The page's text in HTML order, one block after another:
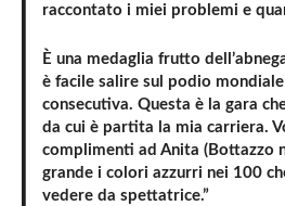
raccontato i miei problemi e
È una medaglia frutto
è facile salire sul podio
consecutiva. Questa è la gara
da cui è partita la mia carriera.
complimenti ad Anita (Bottazzo
grande i colori azzurri nei 100
vedere da spettatrice.”